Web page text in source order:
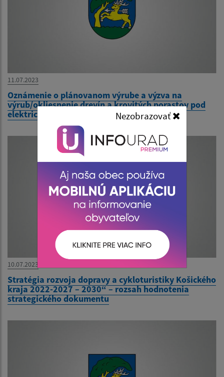
Nezobrazovať
11.07.2023
Oznámenie o plánovanom výrube a výzva na
výrub/okliesnenie drevín a krovitých porastov pod
elektrickým vedením
10.07.2023
Stratégia rozvoja dopravy a cykloturistiky Košického
kraja 2022-2027 – 2030“ – rozsah hodnotenia
strategického dokumentu